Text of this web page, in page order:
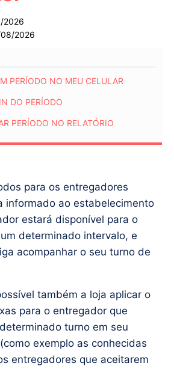
2026
2026
PERÍODO NO MEU CELULAR
DO PERÍODO
PERÍODO NO RELATÓRIO
para os entregadores
informado ao estabelecimento
estará disponível para o
determinado intervalo, e
acompanhar o seu turno de
também a loja aplicar o
para o entregador que
turno em seu
exemplo as conhecidas
entregadores que aceitarem